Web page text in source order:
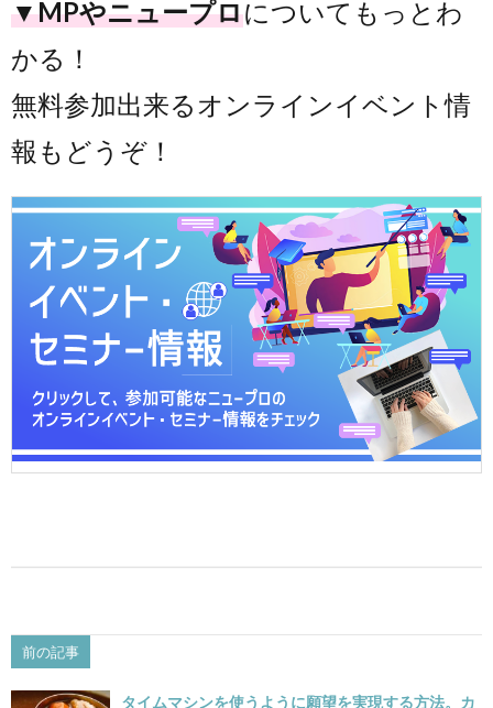
▼MPやニュープロについてもっとわ
かる！
無料参加出来るオンラインイベント情
報もどうぞ！
前の記事
タイムマシンを使うように願望を実現する方法。カ